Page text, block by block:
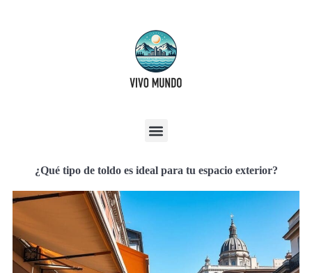
¿Qué tipo de toldo es ideal para tu espacio exterior?